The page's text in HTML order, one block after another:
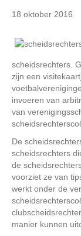
18 oktober 2016
scheidsrechters.
zijn een
invoeren van
van
De
scheidsrechters
de
voorziet ze van
werkt onder de
manier kunnen